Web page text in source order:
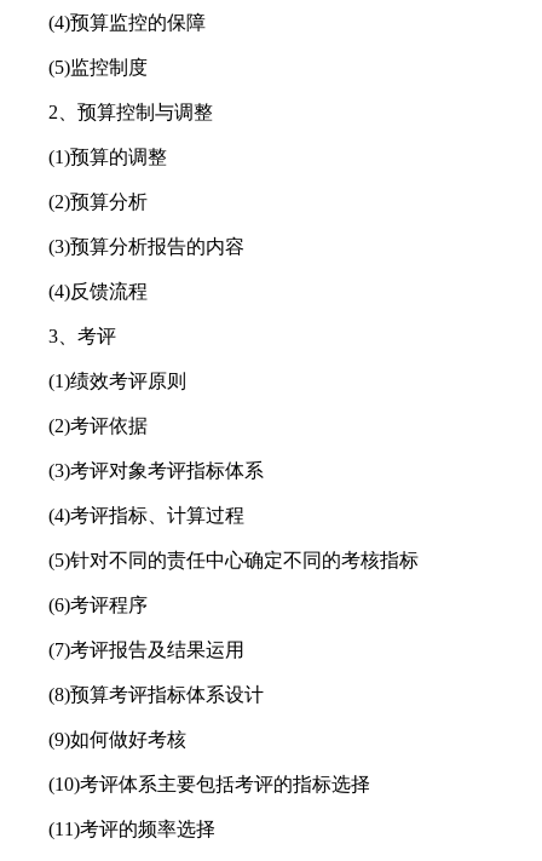
(4)预算监控的保障
(5)监控制度
2、预算控制与调整
(1)预算的调整
(2)预算分析
(3)预算分析报告的内容
(4)反馈流程
3、考评
(1)绩效考评原则
(2)考评依据
(3)考评对象考评指标体系
(4)考评指标、计算过程
(5)针对不同的责任中心确定不同的考核指标
(6)考评程序
(7)考评报告及结果运用
(8)预算考评指标体系设计
(9)如何做好考核
(10)考评体系主要包括考评的指标选择
(11)考评的频率选择